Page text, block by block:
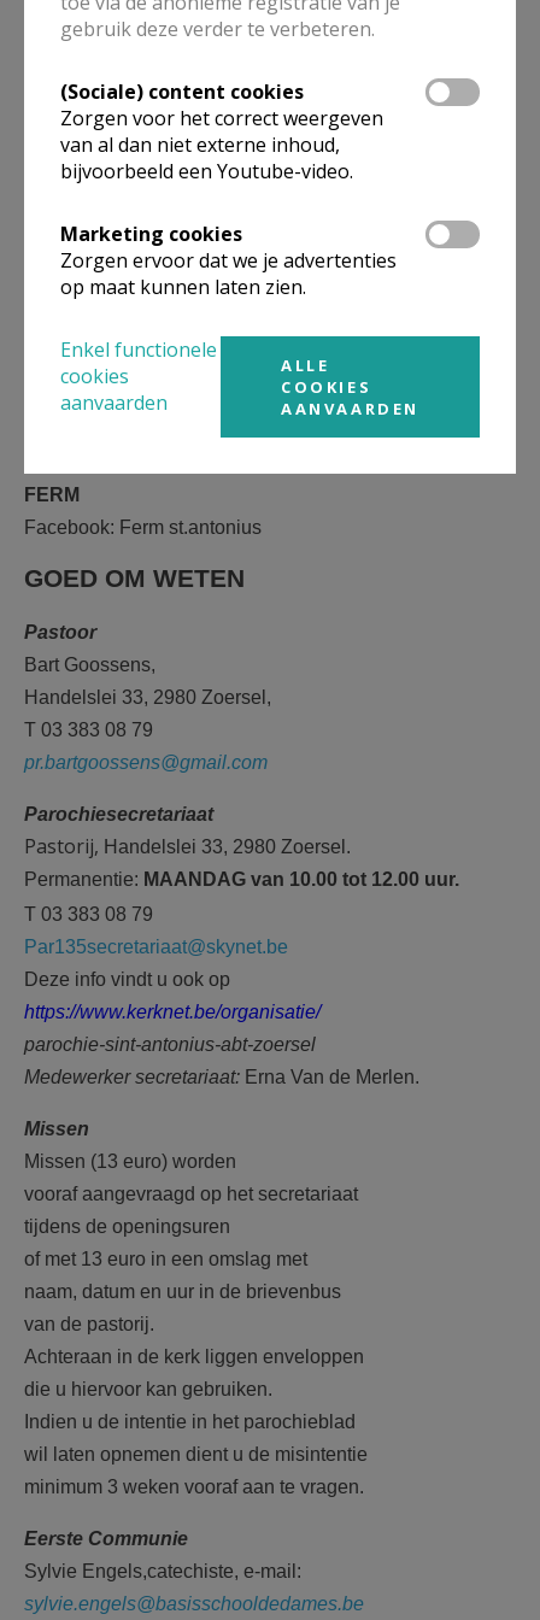
martha-en-maria-malle-zoersel
Chiromeisjes
http://meisjes.chirosint-antonius.be
http://jongens.chirosint-antonius.be
SAMANA
KWB
Adressen om KWB te bereiken:
kwbsintantonius@gmail.com
www.kwb.be/sintantonius
FERM
Facebook: Ferm st.antonius
GOED OM WETEN
Pastoor
Bart Goossens,
Handelslei 33, 2980 Zoersel,
T 03 383 08 79
pr.bartgoossens@gmail.com
Parochiesecretariaat
Pastorij, Handelslei 33, 2980 Zoersel.
Permanentie: MAANDAG van 10.00 tot 12.00 uur.
T 03 383 08 79
Par135secretariaat@skynet.be
Deze info vindt u ook op
https://www.kerknet.be/organisatie/
parochie-sint-antonius-abt-zoersel
Medewerker secretariaat: Erna Van de Merlen.
Missen
Missen (13 euro) worden
vooraf aangevraagd op het secretariaat
tijdens de openingsuren
of met 13 euro in een omslag met
naam, datum en uur in de brievenbus
van de pastorij.
Achteraan in de kerk liggen enveloppen
die u hiervoor kan gebruiken.
Indien u de intentie in het parochieblad
wil laten opnemen dient u de misintentie
minimum 3 weken vooraf aan te vragen.
Eerste Communie
Sylvie Engels,catechiste, e-mail:
sylvie.engels@basisschooldedames.be
gebruik deze verder te verbeteren.
(Sociale) content cookies
Zorgen voor het correct weergeven
van al dan niet externe inhoud,
bijvoorbeeld een Youtube-video.
Marketing cookies
Zorgen ervoor dat we je advertenties
op maat kunnen laten zien.
Enkel functionele
cookies
aanvaarden
ALLE
COOKIES
AANVAARDEN